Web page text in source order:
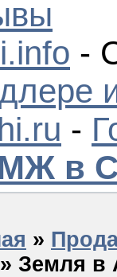
-
-
в
»
» Земля